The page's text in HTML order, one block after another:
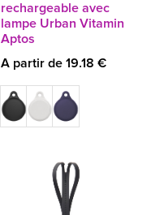
rechargeable avec
lampe Urban Vitamin
Aptos
A partir de 19.18 €